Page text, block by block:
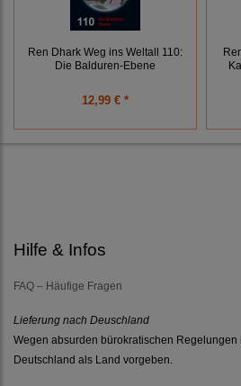
Ren Dhark Weg ins Weltall 110:
Die Balduren-Ebene
12,99 € *
Hilfe & Infos
FAQ – Häufige Fragen
Lieferung nach Deuschland
Wegen absurden bürokratischen Regelungen
Deutschland als Land vorgeben.